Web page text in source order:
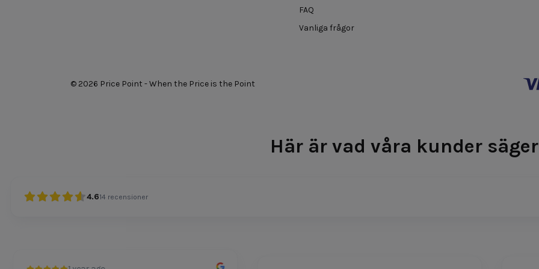
FAQ
Vanliga frågor
© 2026 Price Point - When the Price is the Point
Här är vad våra kunder säger
4.614 recensioner